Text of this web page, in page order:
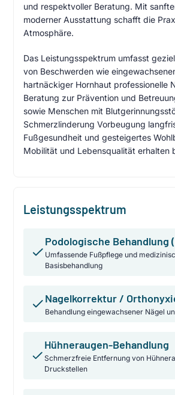
und respektvoller Beratung. Mit
moderner Ausstattung schafft die
Atmosphäre.
Das Leistungsspektrum umfasst
von Beschwerden wie
hartnäckiger Hornhaut professionelle
Beratung zur Prävention und
sowie Menschen mit
Schmerzlinderung Vorbeugung
Fußgesundheit und gesteigertes
Mobilität und Lebensqualität erhalten
Leistungsspektrum
Podologische Behandlung
Umfassende Fußpflege und
Basisbehandlung
Nagelkorrektur /
Behandlung eingewachsener Nägel
Hühneraugen-Behandlung
Schmerzfreie Entfernung von
Druckstellen